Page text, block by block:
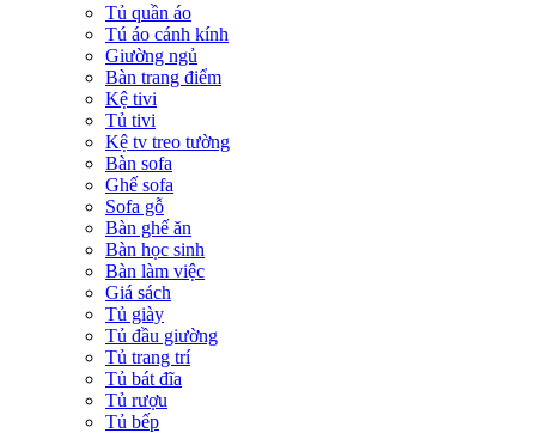
Tủ quần áo
Tú áo cánh kính
Giường ngủ
Bàn trang điểm
Kệ tivi
Tủ tivi
Kệ tv treo tường
Bàn sofa
Ghế sofa
Sofa gỗ
Bàn ghế ăn
Bàn học sinh
Bàn làm việc
Giá sách
Tủ giày
Tủ đầu giường
Tủ trang trí
Tủ bát đĩa
Tủ rượu
Tủ bếp